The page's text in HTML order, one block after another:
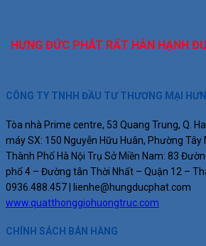
HƯNG ĐỨC PHÁT RẤT HÂN HẠNH
CÔNG TY TNHH ĐẦU TƯ THƯƠNG MẠI
Tòa nhà Prime centre, 53 Quang Trung, Q.
máy SX: 150 Nguyễn Hữu Huân, Phường Tây
Thành Phố Hà Nội Trụ Sở Miền Nam: 83
phố 4 – Đường tân Thời Nhất – Quận 12 –
0936.488.457 |
lienhe@hungducphat.com
www.quatthonggiohuongtruc.com
CHÍNH SÁCH BÁN HÀNG